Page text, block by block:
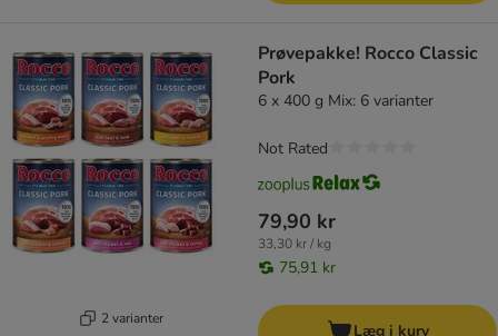
2 varianter
Prøvepakke! Rocco Classic
Pork
6 x 400 g Mix: 6 varianter
79,90 kr
33,30 kr / kg
75,91 kr
Not Rated
Læg i kurv